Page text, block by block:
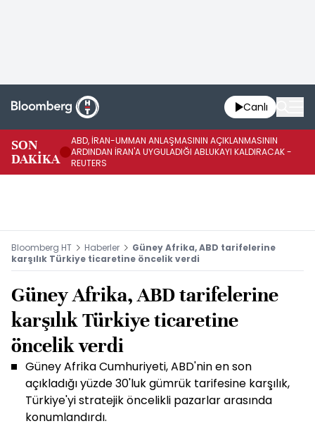
Canlı
SON
DAKİKA
ABD, İRAN-UMMAN ANLAŞMASININ AÇIKLANMASININ
ARDINDAN İRAN'A UYGULADIĞI ABLUKAYI KALDIRACAK -
REUTERS
Bloomberg HT Haberler
Güney Afrika, ABD tarifelerine
karşılık Türkiye ticaretine öncelik verdi
Güney Afrika, ABD tarifelerine
karşılık Türkiye ticaretine
öncelik verdi
Güney Afrika Cumhuriyeti, ABD'nin en son
açıkladığı yüzde 30'luk gümrük tarifesine karşılık,
Türkiye'yi stratejik öncelikli pazarlar arasında
konumlandırdı.